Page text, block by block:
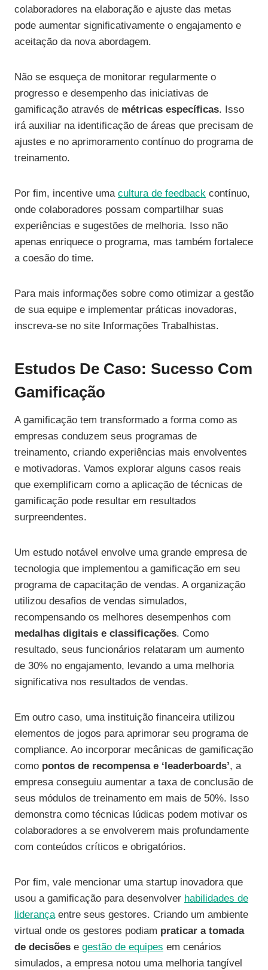
colaboradores na elaboração e ajuste das metas
pode aumentar significativamente o engajamento e
aceitação da nova abordagem.
Não se esqueça de monitorar regularmente o
progresso e desempenho das iniciativas de
gamificação através de métricas específicas. Isso
irá auxiliar na identificação de áreas que precisam de
ajustes e no aprimoramento contínuo do programa de
treinamento.
Por fim, incentive uma cultura de feedback contínuo,
onde colaboradores possam compartilhar suas
experiências e sugestões de melhoria. Isso não
apenas enriquece o programa, mas também fortalece
a coesão do time.
Para mais informações sobre como otimizar a gestão
de sua equipe e implementar práticas inovadoras,
inscreva-se no site Informações Trabalhistas.
Estudos De Caso: Sucesso Com
Gamificação
A gamificação tem transformado a forma como as
empresas conduzem seus programas de
treinamento, criando experiências mais envolventes
e motivadoras. Vamos explorar alguns casos reais
que exemplificam como a aplicação de técnicas de
gamificação pode resultar em resultados
surpreendentes.
Um estudo notável envolve uma grande empresa de
tecnologia que implementou a gamificação em seu
programa de capacitação de vendas. A organização
utilizou desafios de vendas simulados,
recompensando os melhores desempenhos com
medalhas digitais e classificações. Como
resultado, seus funcionários relataram um aumento
de 30% no engajamento, levando a uma melhoria
significativa nos resultados de vendas.
Em outro caso, uma instituição financeira utilizou
elementos de jogos para aprimorar seu programa de
compliance. Ao incorporar mecânicas de gamificação
como pontos de recompensa e ‘leaderboards’, a
empresa conseguiu aumentar a taxa de conclusão de
seus módulos de treinamento em mais de 50%. Isso
demonstra como técnicas lúdicas podem motivar os
colaboradores a se envolverem mais profundamente
com conteúdos críticos e obrigatórios.
Por fim, vale mencionar uma startup inovadora que
usou a gamificação para desenvolver habilidades de
liderançaentre seus gestores. Criando um ambiente
virtual onde os gestores podiam praticar a tomada
de decisões e gestão de equipes em cenários
simulados, a empresa notou uma melhoria tangível